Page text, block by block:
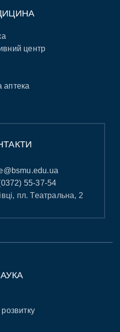
центр
аптека
55-37-54
пл. Театральна, 2